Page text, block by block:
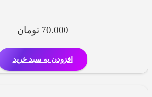
70.000 تومان
افزودن به سبد خرید